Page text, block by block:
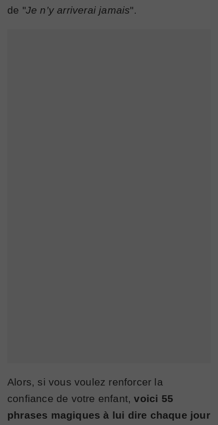
de "Je n’y arriverai jamais".
Alors, si vous voulez renforcer la
confiance de votre enfant,voici 55
phrases magiques à lui dire chaque jour